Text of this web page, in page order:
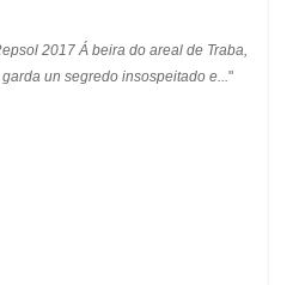
2017 Á beira do areal de Traba,
un segredo insospeitado e..."